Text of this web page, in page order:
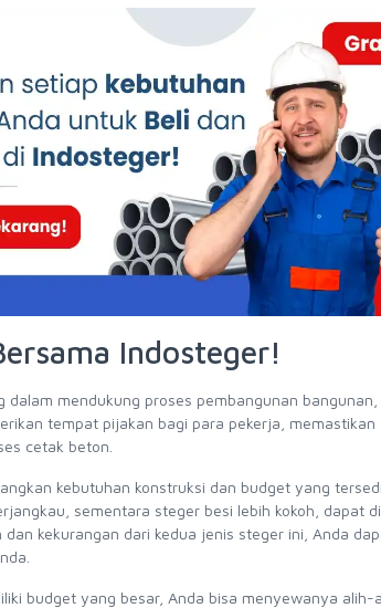
Indosteger!
mendukung proses pembangunan
tempat pijakan bagi para pekerja, memastikan
cetak beton.
kebutuhan konstruksi dan budget yang
sementara steger besi lebih kokoh, dapat
kekurangan dari kedua jenis steger ini, Anda
budget yang besar, Anda bisa menyewanya alih-